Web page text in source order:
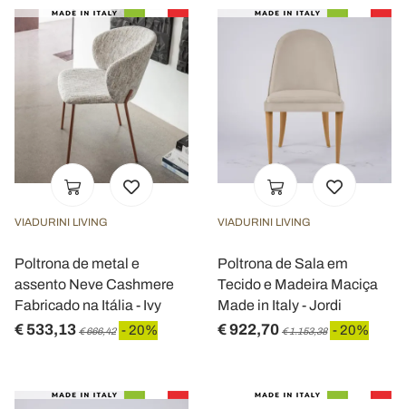
VIADURINI LIVING
Poltrona de metal e
assento Neve Cashmere
Fabricado na Itália - Ivy
€ 533,13 € 666,42 - 20%
VIADURINI LIVING
Poltrona de Sala em
Tecido e Madeira Maciça
Made in Italy - Jordi
€ 922,70 € 1.153,38 - 20%